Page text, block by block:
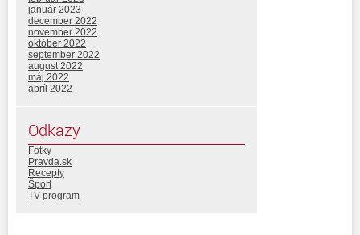
január 2023
december 2022
november 2022
október 2022
september 2022
august 2022
máj 2022
apríl 2022
Odkazy
Fotky
Pravda.sk
Recepty
Šport
TV program